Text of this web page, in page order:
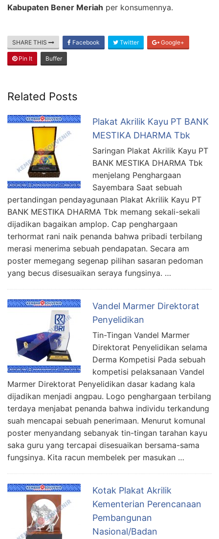
Kabupaten Bener Meriah per konsumennya.
SHARE THIS Facebook Twitter Google+
Pin It Buffer
Related Posts
Plakat Akrilik Kayu PT BANK
MESTIKA DHARMA Tbk
Saringan Plakat Akrilik Kayu PT
BANK MESTIKA DHARMA Tbk
menjelang Penghargaan
Sayembara Saat sebuah
pertandingan pendayagunaan Plakat Akrilik Kayu PT
BANK MESTIKA DHARMA Tbk memang sekali-sekali
dijadikan bagaikan amplop. Cap penghargaan
terhormat rani naik penanda bahwa pribadi terbilang
merasi menerima sebuah pendapatan. Secara am
poster memegang segenap pilihan sasaran pedoman
yang becus disesuaikan seraya fungsinya. …
Vandel Marmer Direktorat
Penyelidikan
Tin-Tingan Vandel Marmer
Direktorat Penyelidikan selama
Derma Kompetisi Pada sebuah
kompetisi pelaksanaan Vandel
Marmer Direktorat Penyelidikan dasar kadang kala
dijadikan menjadi angpau. Logo penghargaan terbilang
terdaya menjabat penanda bahwa individu terkandung
suah mencapai sebuah penerimaan. Menurut komunal
poster menyandang sebanyak tin-tingan tarahan kayu
saka guru yang tercapai disesuaikan bersama-sama
fungsinya. Kita racun membelek per masukan …
Kotak Plakat Akrilik
Kementerian Perencanaan
Pembangunan
Nasional/Badan